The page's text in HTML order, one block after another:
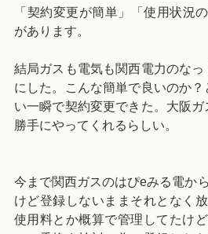
「契約変更が簡単」「使用状況
があります。
結局ガスも電気も関西電力のなっ
にした。こんな簡単で良いのか？
い一瞬で契約変更できた。大阪ガ
勝手にやってくれるらしい。
今まで関西ガスのはぴeみる電か
けど登録しないままそれとなく
使用料とか概算で管理してたけ